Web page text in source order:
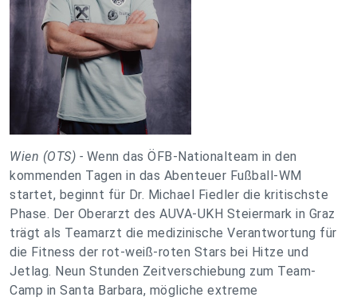
Wien (OTS) - Wenn das ÖFB-Nationalteam in den
kommenden Tagen in das Abenteuer Fußball-WM
startet, beginnt für Dr. Michael Fiedler die kritischste
Phase. Der Oberarzt des AUVA-UKH Steiermark in Graz
trägt als Teamarzt die medizinische Verantwortung für
die Fitness der rot-weiß-roten Stars bei Hitze und
Jetlag. Neun Stunden Zeitverschiebung zum Team-
Camp in Santa Barbara, mögliche extreme